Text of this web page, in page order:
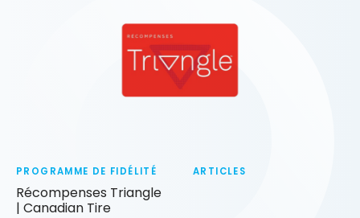
PROGRAMME DE FIDÉLITÉ
Récompenses Triangle
| Canadian Tire
ARTICLES